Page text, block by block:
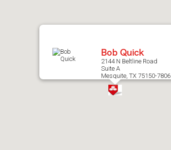
Bob Quick
2144 N Beltline Road
Suite A
Mesquite, TX 75150-7806